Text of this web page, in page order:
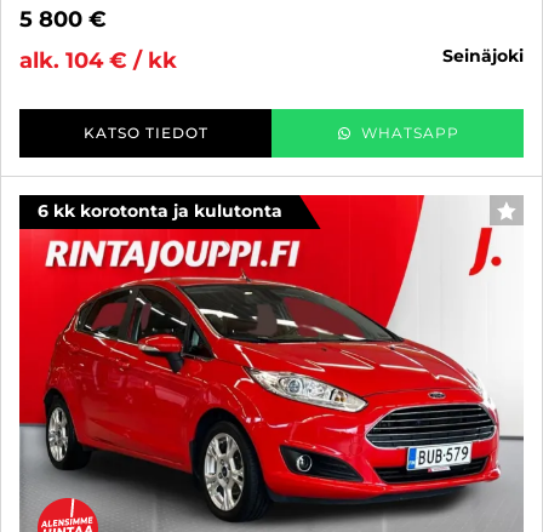
5 800 €
alk. 104 € / kk
seinäjoki
KATSO TIEDOT WHATSAPP
6 kk korotonta ja kulutonta